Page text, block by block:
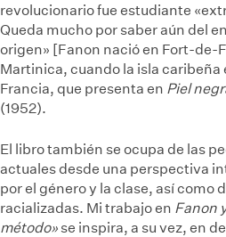
revolucionario fue estudiante
Queda mucho por saber aún del
origen» [Fanon nació en Fort-de-
Martinica, cuando la isla caribeña
Francia, que presenta en Piel
(1952).
El libro también se ocupa de las
actuales desde una perspectiva
por el género y la clase, así como
racializadas. Mi trabajo en Fanon
método» se inspira, a su vez, en